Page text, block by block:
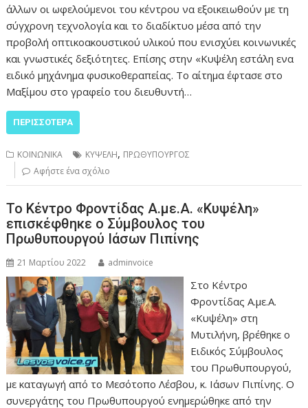
άλλων οι ωφελούμενοι του κέντρου να εξοικειωθούν με τη
σύγχρονη τεχνολογία και το διαδίκτυο μέσα από την
προβολή οπτικοακουστικού υλικού που ενισχύει κοινωνικές
και γνωστικές δεξιότητες. Επίσης στην «Κυψέλη εστάλη ενα
ειδικό μηχάνημα φυσικοθεραπείας. Το αίτημα έφτασε στο
Μαξίμου στο γραφείο του διευθυντή…
ΠΕΡΙΣΣΌΤΕΡΑ
ΚΟΙΝΩΝΙΚΑ ΚΥΨΕΛΗ, ΠΡΩΘΥΠΟΥΡΓΟΣ
Αφήστε ένα σχόλιο
Το Κέντρο Φροντίδας Α.με.Α. «Κυψέλη»
επισκέφθηκε ο Σύμβουλος του
Πρωθυπουργού Ιάσων Πιπίνης
21 Μαρτίου 2022 adminvoice
Στο Κέντρο
Φροντίδας Α.με.Α.
«Κυψέλη» στη
Μυτιλήνη, βρέθηκε ο
Ειδικός Σύμβουλος
του Πρωθυπουργού,
με καταγωγή από το Μεσότοπο Λέσβου, κ. Ιάσων Πιπίνης. Ο
συνεργάτης του Πρωθυπουργού ενημερώθηκε από την